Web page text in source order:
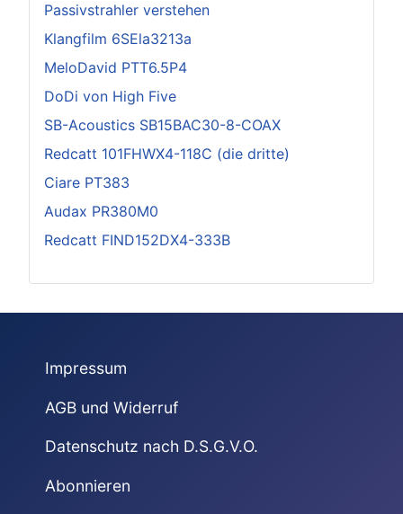
Passivstrahler verstehen
Klangfilm 6SEla3213a
MeloDavid PTT6.5P4
DoDi von High Five
SB-Acoustics SB15BAC30-8-COAX
Redcatt 101FHWX4-118C (die dritte)
Ciare PT383
Audax PR380M0
Redcatt FIND152DX4-333B
Impressum
AGB und Widerruf
Datenschutz nach D.S.G.V.O.
Abonnieren